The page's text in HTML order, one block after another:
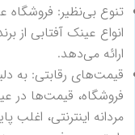
تنوع بی‌نظیر: فروشگاه‌
انواع عینک آفتابی از
ارائه می‌دهد.
قیمت‌های رقابتی: به
فروشگاه، قیمت‌ها در
مردانه اینترنتی، اغلب